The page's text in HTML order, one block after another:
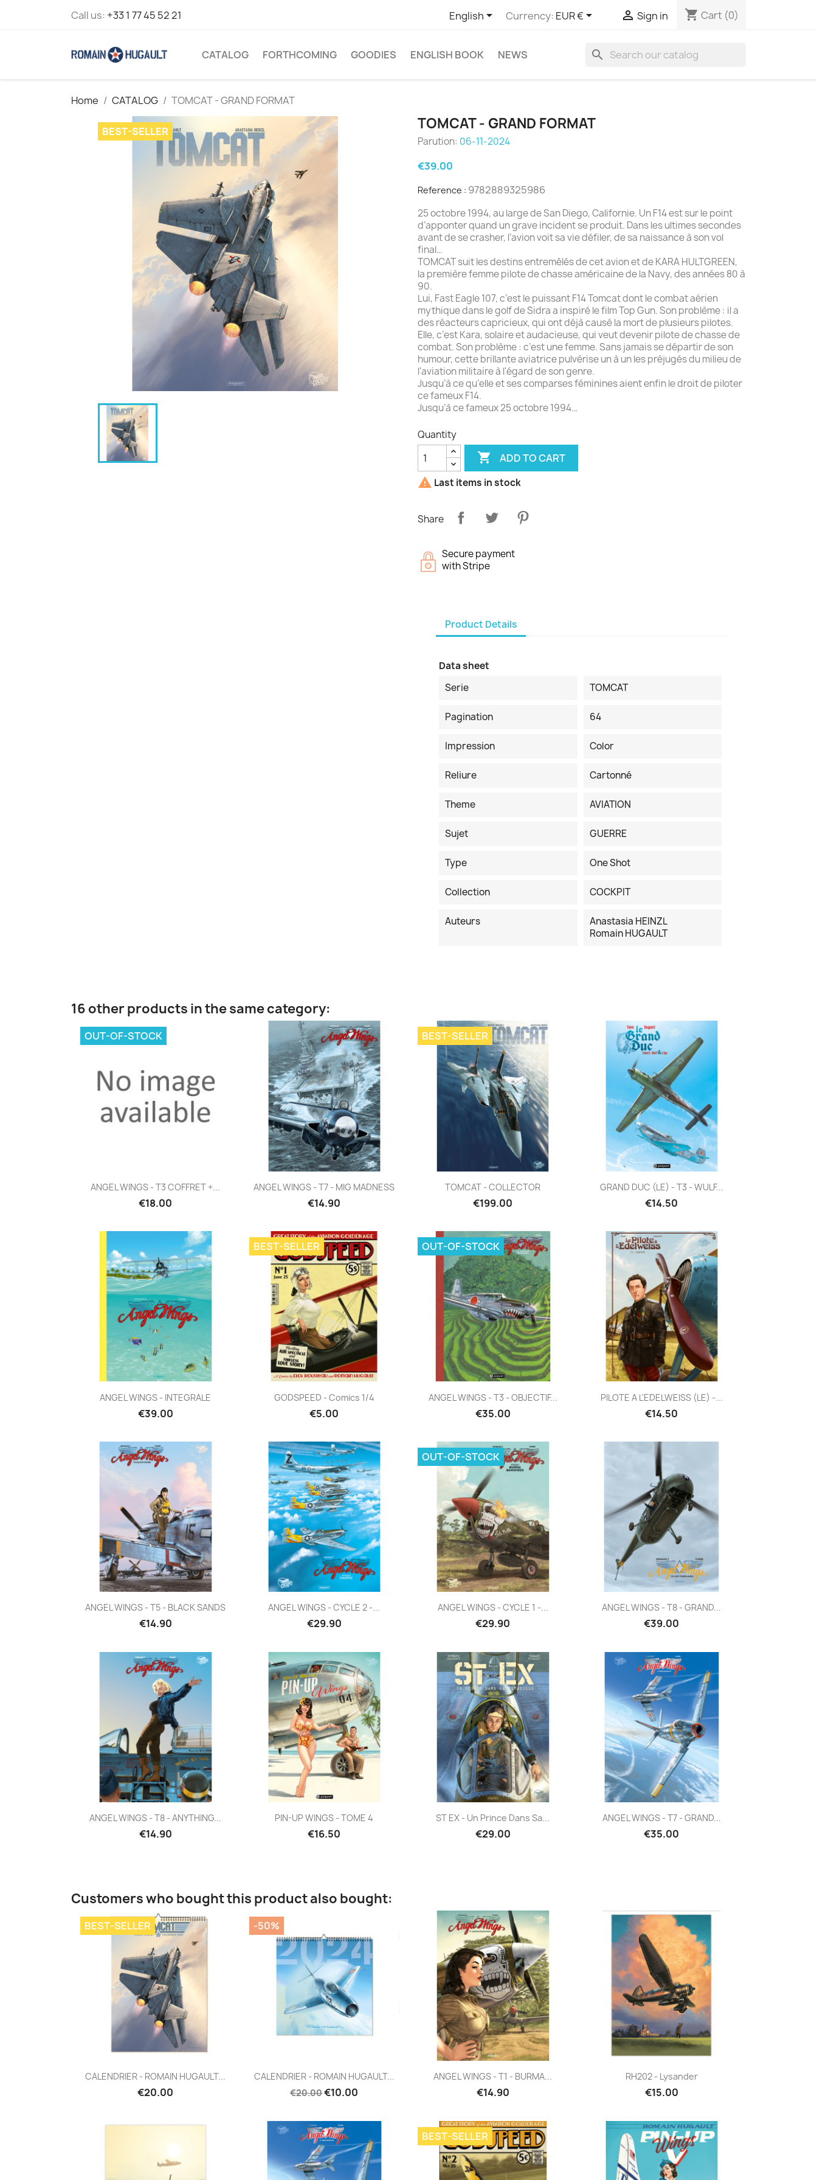
Call us: +33 1 77 45 52 21 English Currency: EUR €  Sign in shopping_cart Cart (0)
CATALOG FORTHCOMING GOODIES ENGLISH BOOK NEWS search
Home CATALOG TOMCAT - GRAND FORMAT
BEST-SELLER TOMCAT - GRAND FORMAT
Parution: 06-11-2024
€39.00
Reference : 9782889325986
25 octobre 1994, au large de San Diego, Californie. Un F14 est sur le point
d’apponter quand un grave incident se produit. Dans les ultimes secondes
avant de se crasher, l’avion voit sa vie défiler, de sa naissance à son vol
final…
TOMCAT suit les destins entremêlés de cet avion et de KARA HULTGREEN,
la première femme pilote de chasse américaine de la Navy, des années 80 à
90.
Lui, Fast Eagle 107, c’est le puissant F14 Tomcat dont le combat aérien
mythique dans le golf de Sidra a inspiré le film Top Gun. Son problème : il a
des réacteurs capricieux, qui ont déjà causé la mort de plusieurs pilotes.
Elle, c’est Kara, solaire et audacieuse, qui veut devenir pilote de chasse de
combat. Son problème : c’est une femme. Sans jamais se départir de son
humour, cette brillante aviatrice pulvérise un à un les préjugés du milieu de
l'aviation militaire à l'égard de son genre.
Jusqu’à ce qu’elle et ses comparses féminines aient enfin le droit de piloter
ce fameux F14.
Jusqu’à ce fameux 25 octobre 1994…
Quantity
 ADD TO CART
 Last items in stock
Share
Secure payment
with Stripe
Product Details
Data sheet
Serie
TOMCAT
Pagination 64
Impression Color
Reliure Cartonné
Theme AVIATION
Sujet GUERRE
Type One Shot
Collection COCKPIT
Auteurs
Anastasia HEINZL
Romain HUGAULT
16 other products in the same category:
Quick view
ANGEL WINGS - T3 COFFRET +...
€18.00
OUT-OF-STOCK
Quick view
ANGEL WINGS - T7 - MIG MADNESS
€14.90
Quick view
TOMCAT - COLLECTOR
€199.00
BEST-SELLER
Quick view
GRAND DUC (LE) - T3 - WULF...
€14.50
Quick view
ANGEL WINGS - INTEGRALE
€39.00
Quick view
GODSPEED - Comics 1/4
€5.00
BEST-SELLER
Quick view
ANGEL WINGS - T3 - OBJECTIF...
€35.00
OUT-OF-STOCK
Quick view
PILOTE A L'EDELWEISS (LE) -...
€14.50
Quick view
ANGEL WINGS - T5 - BLACK SANDS
€14.90
Quick view
ANGEL WINGS - CYCLE 2 -...
€29.90
Quick view
ANGEL WINGS - CYCLE 1 -...
€29.90
OUT-OF-STOCK
Quick view
ANGEL WINGS - T8 - GRAND...
€39.00
Quick view
ANGEL WINGS - T8 - ANYTHING...
€14.90
Quick view
PIN-UP WINGS - TOME 4
€16.50
Quick view
ST EX - Un Prince Dans Sa...
€29.00
Quick view
ANGEL WINGS - T7 - GRAND...
€35.00
Customers who bought this product also bought:
Quick view
CALENDRIER - ROMAIN HUGAULT...
€20.00
BEST-SELLER
Quick view
CALENDRIER - ROMAIN HUGAULT...
€20.00€10.00
-50%
Quick view
ANGEL WINGS - T1 - BURMA...
€14.90
Quick view
RH202 - Lysander
€15.00
BEST-SELLER